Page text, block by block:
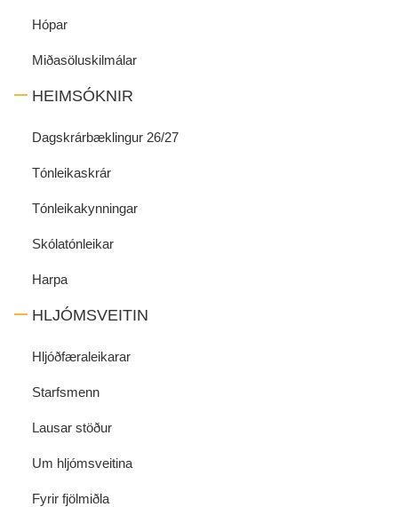
Hópar
Miðasöluskilmálar
HEIMSÓKNIR
Dagskrárbæklingur 26/27
Tónleikaskrár
Tónleikakynningar
Skólatónleikar
Harpa
HLJÓMSVEITIN
Hljóðfæraleikarar
Starfsmenn
Lausar stöður
Um hljómsveitina
Fyrir fjölmiðla